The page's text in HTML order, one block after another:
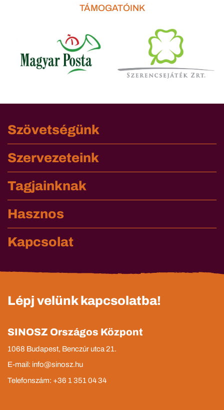
TÁMOGATÓINK
Szövetségünk
Szervezeteink
Tagjainknak
Hasznos
Kapcsolat
Lépj velünk kapcsolatba!
SINOSZ Országos Központ
1068 Budapest, Benczúr utca 21.
E-mail: info@sinosz.hu
Telefonszám: +36 1 351 04 34